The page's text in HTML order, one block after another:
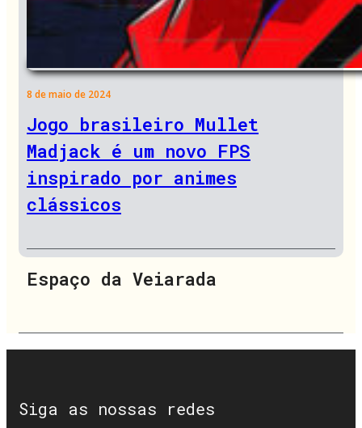
8 de maio de 2024
Jogo brasileiro Mullet
Madjack é um novo FPS
inspirado por animes
clássicos
Espaço da Veiarada
Siga as nossas redes